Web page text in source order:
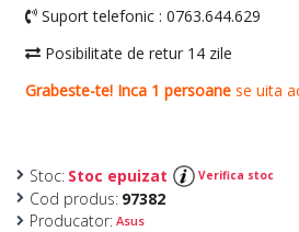
Stoc: Stoc epuizat Verifica stoc
Cod produs: 97382
Producator: Asus